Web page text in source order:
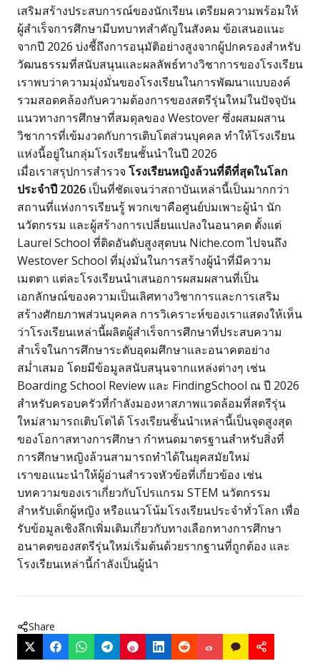
เสริมสร้างประสบการณ์ของนักเรียน เตรียมความพร้อมให้
ผู้สำเร็จการศึกษามีบทบาทสำคัญในสังคม ข้อเสนอแนะ
จากปี 2026 บ่งชี้ถึงการอนุมัติอย่างสูงจากผู้ปกครองสำหรับ
วัฒนธรรมที่สนับสนุนและผลลัพธ์ทางวิชาการของโรงเรียน
เราพบว่าความมุ่งมั่นของโรงเรียนในการพัฒนาแบบองค์
รวมสอดคล้องกับความต้องการของสตรีรุ่นใหม่ในปัจจุบัน
แนวทางการศึกษาที่สมดุลของ Westover ซึ่งผสมผสาน
วิชาการที่เข้มงวดกับการเติบโตส่วนบุคคล ทำให้โรงเรียน
แห่งนี้อยู่ในกลุ่มโรงเรียนชั้นนำในปี 2026
เมื่อเราสรุปการสำรวจ โรงเรียนหญิงล้วนที่ดีที่สุดในโลก
ประจำปี 2026 เป็นที่ชัดเจนว่าสถาบันเหล่านี้เป็นมากกว่า
สถานที่แห่งการเรียนรู้ พวกเขาคือศูนย์บ่มเพาะผู้นำ นัก
นวัตกรรม และผู้สร้างการเปลี่ยนแปลงในอนาคต ตั้งแต่
Laurel School ที่ติดอันดับสูงสุดบน Niche.com ไปจนถึง
Westover School ที่มุ่งมั่นในการสร้างผู้นำที่มีความ
เมตตา แต่ละโรงเรียนนำเสนอการผสมผสานที่เป็น
เอกลักษณ์ของความเป็นเลิศทางวิชาการและการเสริม
สร้างศักยภาพส่วนบุคคล การวิเคราะห์ของเราแสดงให้เห็น
ว่าโรงเรียนเหล่านี้ผลิตผู้สำเร็จการศึกษาที่ประสบความ
สำเร็จในการศึกษาระดับอุดมศึกษาและอนาคตอย่าง
สม่ำเสมอ โดยมีข้อมูลสนับสนุนจากแหล่งต่างๆ เช่น
Boarding School Review และ FindingSchool ณ ปี 2026
สำหรับครอบครัวที่กำลังมองหาสภาพแวดล้อมที่สตรีรุ่น
ใหม่สามารถเติบโตได้ โรงเรียนชั้นนำเหล่านี้เป็นจุดสูงสุด
ของโอกาสทางการศึกษา กำหนดมาตรฐานสำหรับสิ่งที่
การศึกษาหญิงล้วนสามารถทำได้ในยุคสมัยใหม่
เราขอแนะนำให้ผู้อ่านสำรวจหัวข้อที่เกี่ยวข้อง เช่น
บทความของเราเกี่ยวกับโปรแกรม STEM นวัตกรรม
สำหรับเด็กผู้หญิง หรือแนวโน้มโรงเรียนประจำทั่วโลก เพื่อ
รับข้อมูลเชิงลึกเพิ่มเติมเกี่ยวกับทางเลือกทางการศึกษา
อนาคตของสตรีรุ่นใหม่เริ่มต้นด้วยรากฐานที่ถูกต้อง และ
โรงเรียนเหล่านี้กำลังเป็นผู้นำ
Share